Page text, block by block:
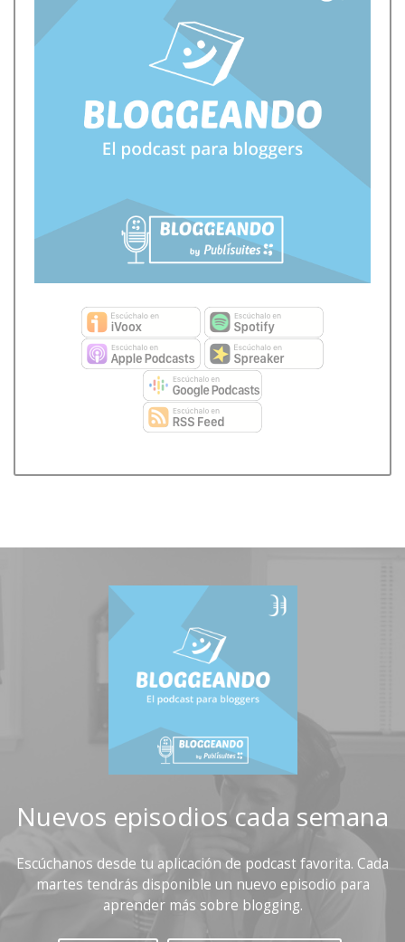
Nuevos episodios cada semana
Escúchanos desde tu aplicación de podcast favorita. Cada
martes tendrás disponible un nuevo episodio para
aprender más sobre blogging.